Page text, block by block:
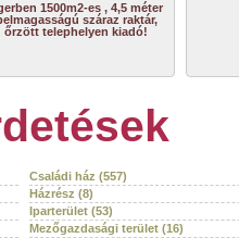
1500m2-es , 4,5 méter
száraz raktár,
őrzött telephelyen kiadó!
Családi ház (557)
Házrész (8)
Iparterület (53)
Mezőgazdasági terület (16)